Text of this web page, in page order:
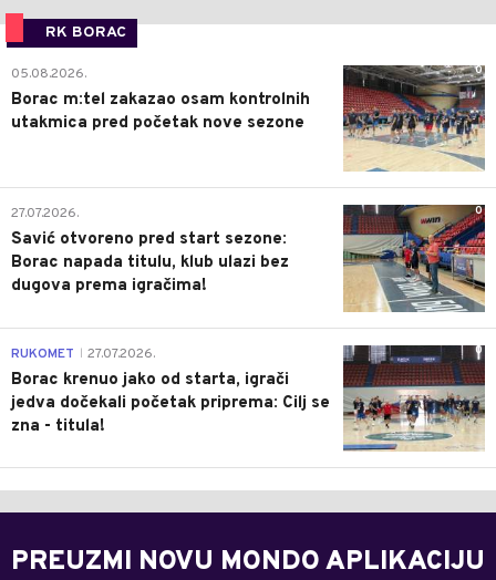
RK BORAC
0
05.08.2026.
Borac m:tel zakazao osam kontrolnih
utakmica pred početak nove sezone
0
27.07.2026.
Savić otvoreno pred start sezone:
Borac napada titulu, klub ulazi bez
dugova prema igračima!
0
RUKOMET 27.07.2026.
Borac krenuo jako od starta, igrači
jedva dočekali početak priprema: Cilj se
zna - titula!
PREUZMI NOVU MONDO APLIKACIJU